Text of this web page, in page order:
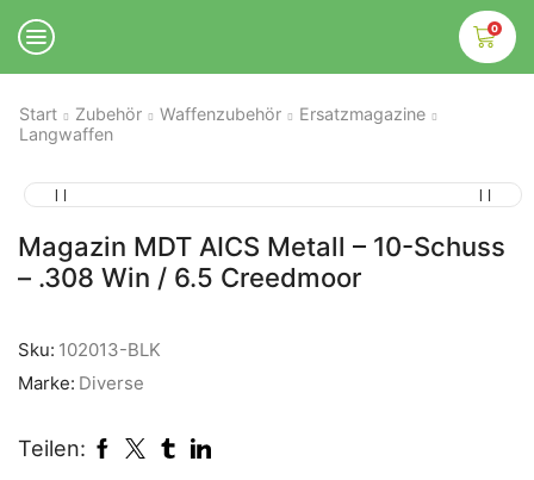
0
Start Zubehör Waffenzubehör
Ersatzmagazine
Langwaffen
Magazin MDT AICS Metall – 10-Schuss
– .308 Win / 6.5 Creedmoor
Sku: 102013-BLK
Marke: Diverse
Teilen: